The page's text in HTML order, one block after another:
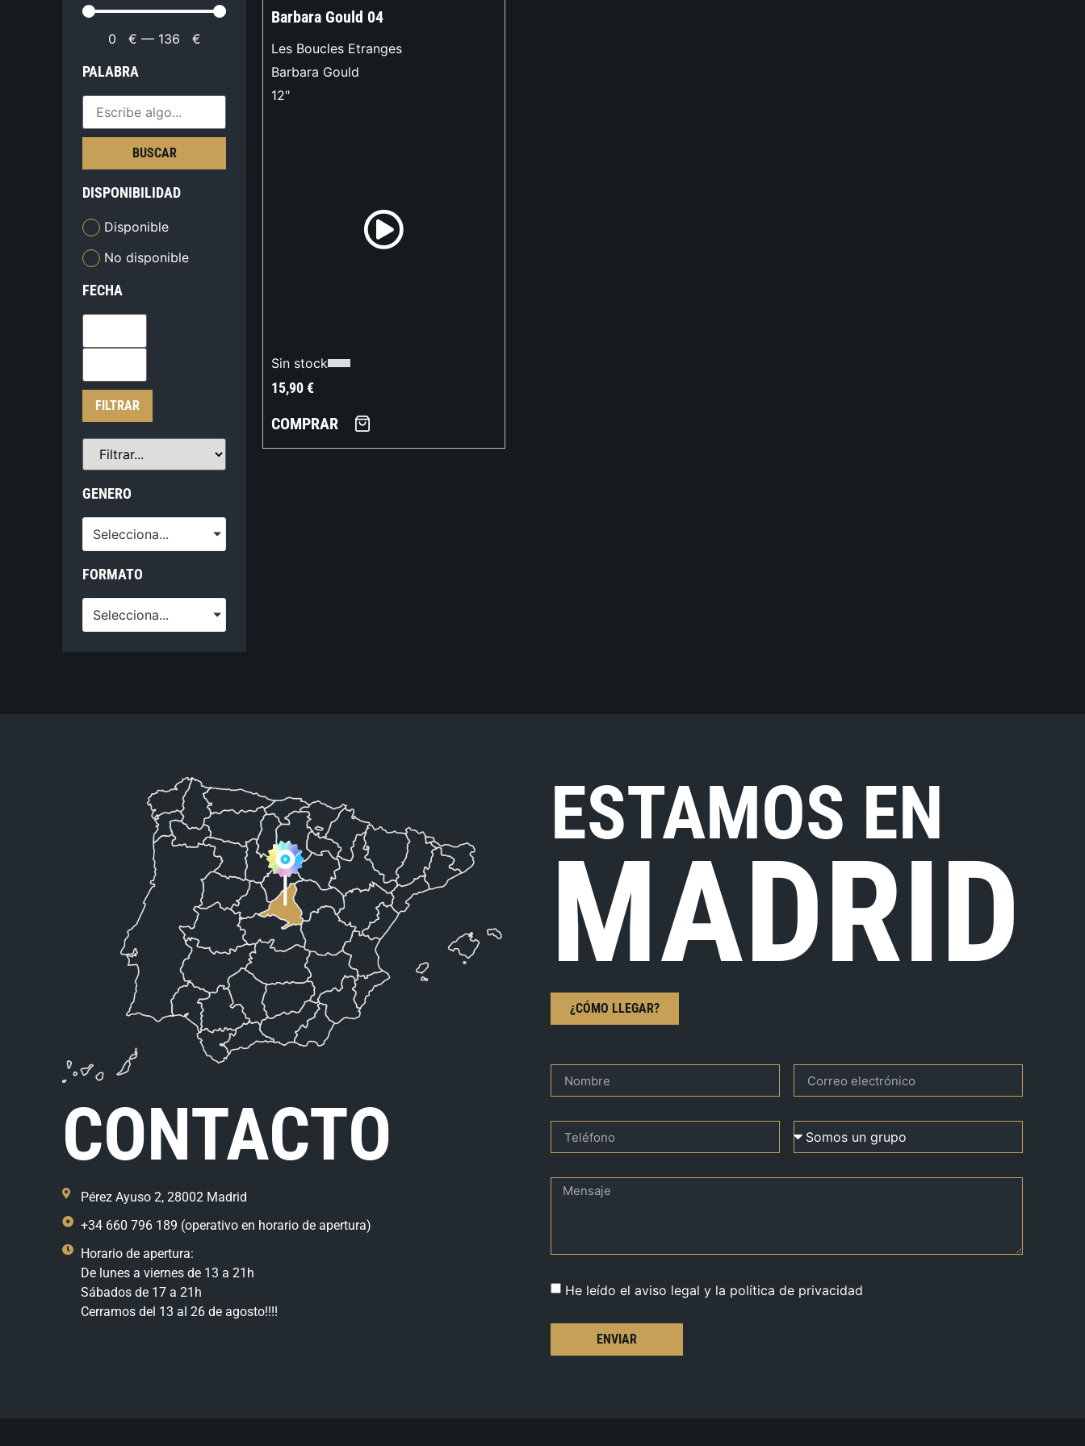
0 € — 136 €
PALABRA
BUSCAR
DISPONIBILIDAD
Disponible
No disponible
FECHA
FILTRAR
GENERO
Selecciona...
FORMATO
Selecciona...
Barbara Gould 04
Les Boucles Etranges
Barbara Gould
12"
Sin stock
15,90€
COMPRAR
CONTACTO
Pérez Ayuso 2, 28002 Madrid
+34 660 796 189 (operativo en horario de apertura)
Horario de apertura:
De lunes a viernes de 13 a 21h
Sábados de 17 a 21h
Cerramos del 13 al 26 de agosto!!!!
ESTAMOS EN
MADRID
¿CÓMO LLEGAR?
He leído el aviso legal y la política de privacidad
ENVIAR